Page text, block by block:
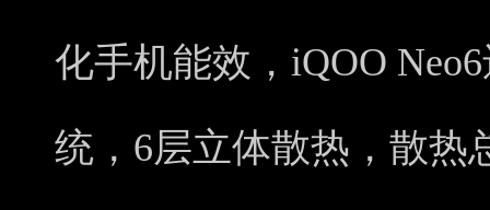
化手机能效，iQOO
统，6层立体散热，散热